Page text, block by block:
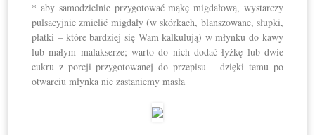
* aby samodzielnie przygotować mąkę migdałową, wystarczy
pulsacyjnie zmielić migdały (w skórkach, blanszowane, słupki,
płatki – które bardziej się Wam kalkulują) w młynku do kawy
lub małym malakserze; warto do nich dodać łyżkę lub dwie
cukru z porcji przygotowanej do przepisu – dzięki temu po
otwarciu młynka nie zastaniemy masła